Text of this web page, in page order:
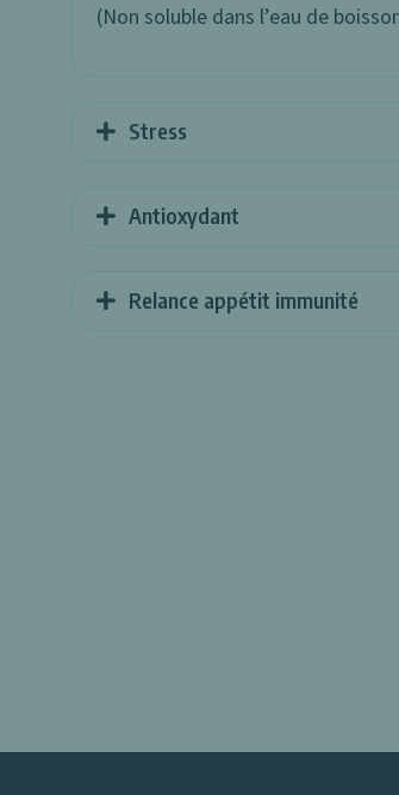
(Non soluble dans l’eau de
Stress
Antioxydant
Relance appétit immunité